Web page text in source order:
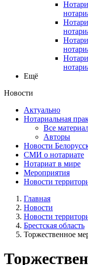
Ещё
Новости
Актуально
Нотариальная
Все
Авторы
Новости
СМИ о нотариате
Нотариат в мире
Мероприятия
Новости
Главная
Новости
Новости
Брестская область
Торжественное